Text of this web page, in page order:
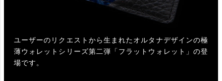
ユーザーのリクエストから生まれたオルタナデザインの極
薄ウォレットシリーズ第二弾「フラットウォレット」の登
場です。